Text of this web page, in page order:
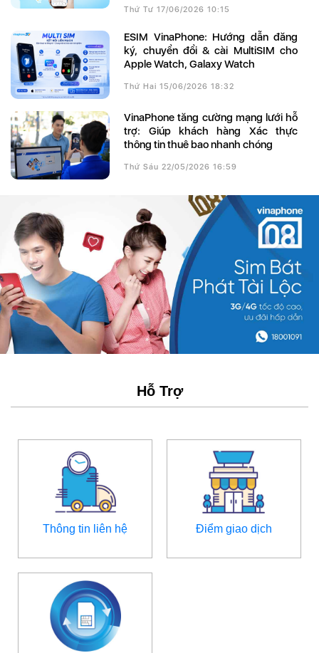
Thứ Tư 17/06/2026 10:15
eSIM VinaPhone: Hướng dẫn đăng
ký, chuyển đổi & cài MultiSIM cho
Apple Watch, Galaxy Watch
Thứ Hai 15/06/2026 18:32
VinaPhone tăng cường mạng lưới hỗ
trợ: Giúp khách hàng Xác thực
thông tin thuê bao nhanh chóng
Thứ Sáu 22/05/2026 16:59
Hỗ Trợ
Thông tin liên hệ Điểm giao dịch